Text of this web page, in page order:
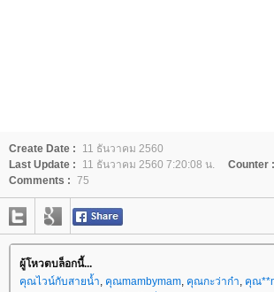
Create Date :
11 ธันวาคม 2560
Last Update :
11 ธันวาคม 2560 7:20:08 น. Counter :
Comments : 75
ผู้โหวตบล็อกนี้...
คุณไวน์กับสายน้ำ, คุณmambymam, คุณกะว่าก๋า, คุณ